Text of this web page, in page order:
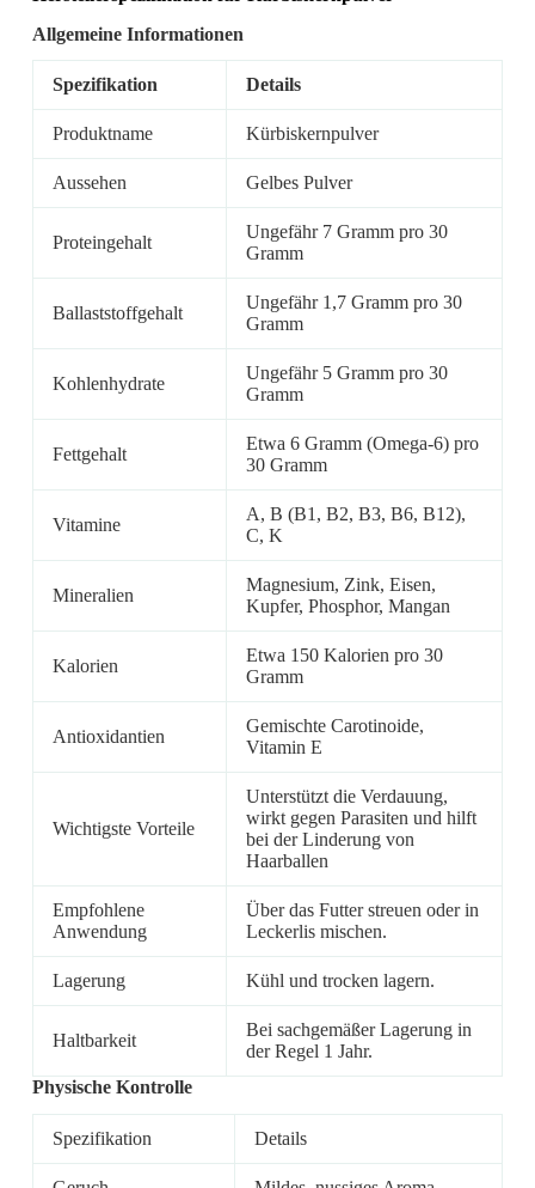
Allgemeine Informationen
Spezifikation Details
Produktname Kürbiskernpulver
Aussehen Gelbes Pulver
Proteingehalt
Ungefähr 7 Gramm pro 30
Gramm
Ballaststoffgehalt
Ungefähr 1,7 Gramm pro 30
Gramm
Kohlenhydrate
Ungefähr 5 Gramm pro 30
Gramm
Fettgehalt
Etwa 6 Gramm (Omega-6) pro
30 Gramm
Vitamine
A, B (B1, B2, B3, B6, B12),
C, K
Mineralien
Magnesium, Zink, Eisen,
Kupfer, Phosphor, Mangan
Kalorien
Etwa 150 Kalorien pro 30
Gramm
Antioxidantien
Gemischte Carotinoide,
Vitamin E
Wichtigste Vorteile
Unterstützt die Verdauung,
wirkt gegen Parasiten und hilft
bei der Linderung von
Haarballen
Empfohlene
Anwendung
Über das Futter streuen oder in
Leckerlis mischen.
Lagerung Kühl und trocken lagern.
Haltbarkeit
Bei sachgemäßer Lagerung in
der Regel 1 Jahr.
Physische Kontrolle
Spezifikation Details